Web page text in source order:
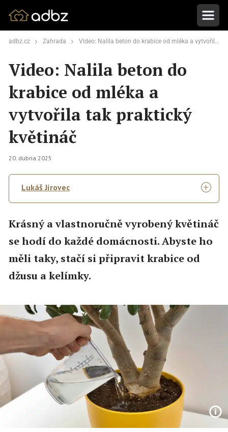
adbz.cz Zahrada Video: Nalila beton do krabice od mléka a vytvořila tak praktický květináč
Video: Nalila beton do
krabice od mléka a
vytvořila tak praktický
květináč
20. dubna 2025
Lukáš Jírovec
Krásný a vlastnoručně vyrobený květináč
se hodí do každé domácnosti. Abyste ho
měli taky, stačí si připravit krabice od
džusu a kelímky.